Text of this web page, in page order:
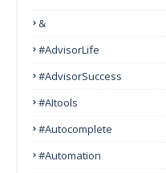
&
#AdvisorLife
#AdvisorSuccess
#AItools
#autocomplete
#Automation